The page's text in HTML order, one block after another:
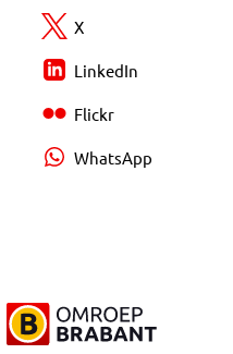
X
LinkedIn
Flickr
WhatsApp